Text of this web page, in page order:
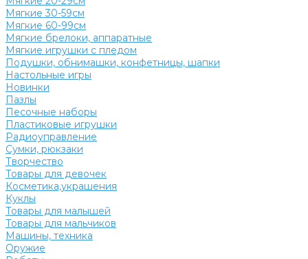
Мягкие 30-59см
Мягкие 60-99см
Мягкие брелоки, аппаратные
Мягкие игрушки с пледом
Подушки, обнимашки, конфетницы, шапки
Настольные игры
Новинки
Пазлы
Песочные наборы
Пластиковые игрушки
Радиоуправление
Сумки, рюкзаки
Творчество
Товары для девочек
Косметика,украшения
Куклы
Товары для малышей
Товары для мальчиков
Машины, техника
Оружие